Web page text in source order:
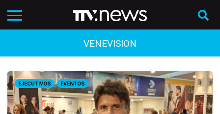
VENEVISION
EJECUTIVOS EVENTOS